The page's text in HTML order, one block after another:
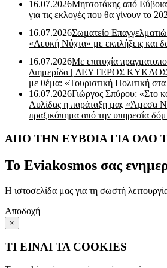
16.07.2026Μητσοτάκης από
για τις εκλογές που θα γίνουν το
16.07.2026Σωματείο
«Λευκή Νύχτα» με εκπλήξεις και
16.07.2026Με επιτυχία
Διημερίδα [ ΔEYΤΕΡΟΣ
με θέμα: «Τουριστική Πολιτική
16.07.2026Γιώργος Σπύρου: «Στο
Αυλίδας η παράταξη μας «Άμεσα
πραξικόπημα από την υπηρεσία
ΑΠΟ ΤΗΝ ΕΥΒΟΙΑ ΓΙΑ ΟΛΟ
Το Eviakosmos σας
Η ιστοσελίδα μας για τη σωστή
Αποδοχή
×
ΤΙ ΕΙΝΑΙ ΤΑ COOKIES